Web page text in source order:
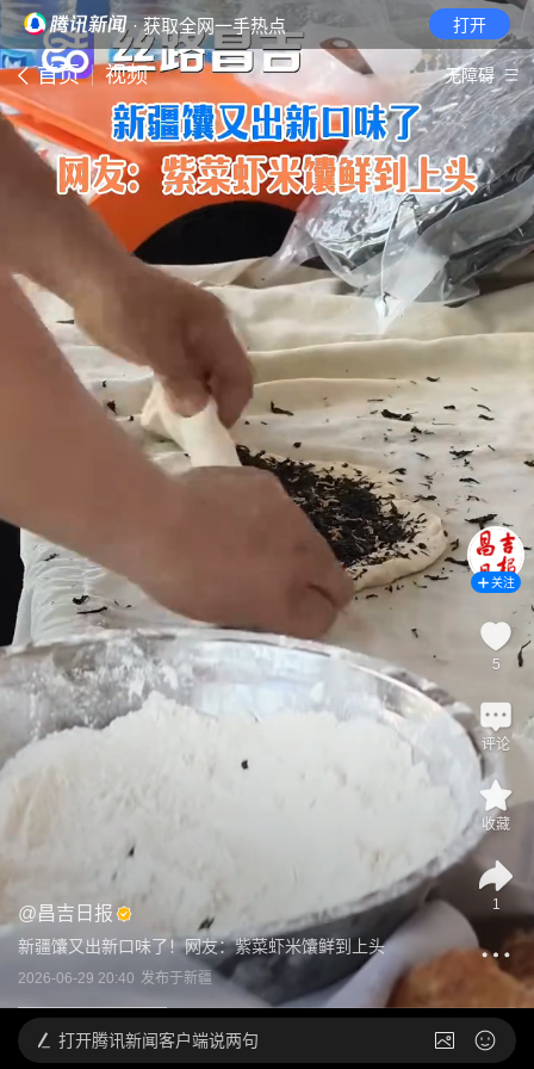
· 获取全网一手热点 打开
首页 视频 无障碍
@昌吉日报
新疆馕又出新口味了！网友：紫菜虾米馕鲜到上头
2026-06-29 20:40 发布于新疆
关注
5
评论
收藏
1
打开腾讯新闻客户端说两句